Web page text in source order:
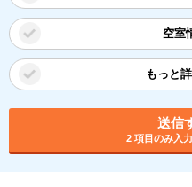
空室
もっと
送信
2 項目のみ入